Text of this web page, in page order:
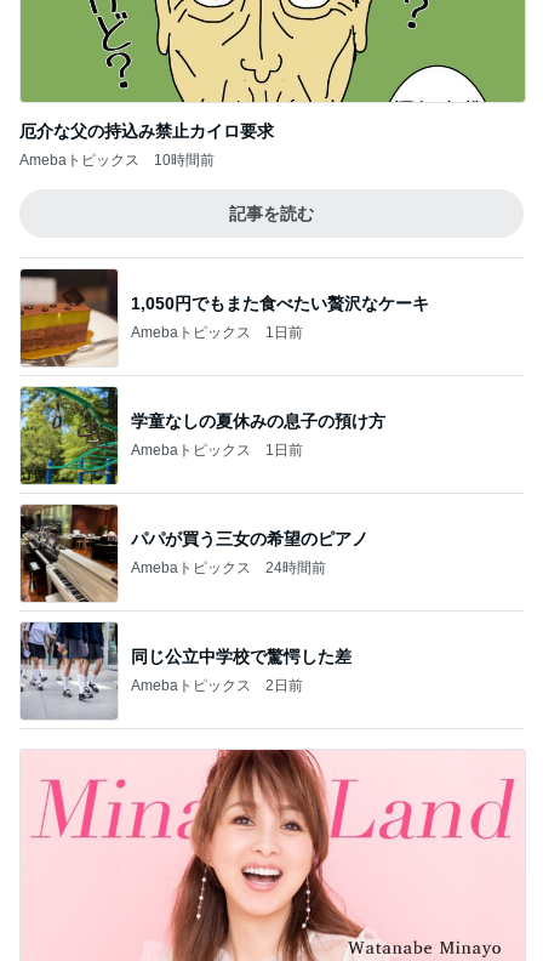
厄介な父の持込み禁止カイロ要求
Amebaトピックス 10時間前
記事を読む
1,050円でもまた食べたい贅沢なケーキ
Amebaトピックス 1日前
学童なしの夏休みの息子の預け方
Amebaトピックス 1日前
パパが買う三女の希望のピアノ
Amebaトピックス 24時間前
同じ公立中学校で驚愕した差
Amebaトピックス 2日前